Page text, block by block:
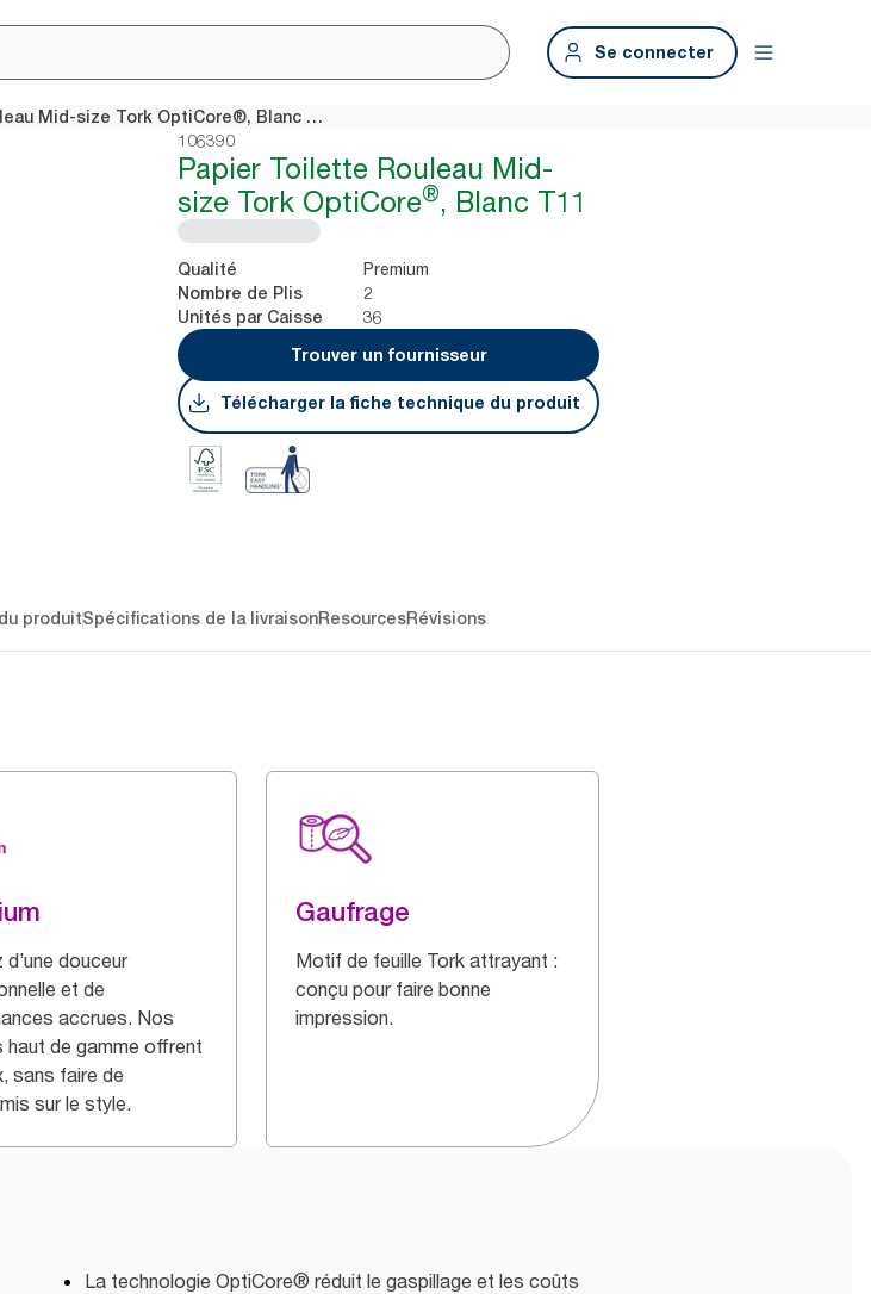
Se connecter
Papier Toilette Rouleau Mid-size Tork OptiCore®, Blanc T11
106390
Papier Toilette Rouleau Mid-
size Tork OptiCore®, Blanc T11
Qualité Premium
Nombre de Plis 2
Unités par Caisse
36
Trouver un fournisseur
Télécharger la fiche technique du produit
produitSpécifications de la livraisonResourcesRévisions
douceur
et de
accrues. Nos
haut de gamme offrent
sans faire de
sur le style.
Gaufrage
Motif de feuille Tork attrayant :
conçu pour faire bonne
impression.
La technologie OptiCore® réduit le gaspillage et les coûts